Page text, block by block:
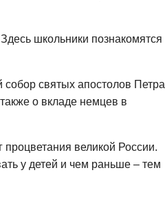
школьники познакомятся
святых апостолов Петра
о вкладе немцев в
процветания великой России.
у детей и чем раньше – тем